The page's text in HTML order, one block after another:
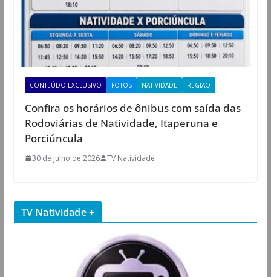
CONTEÚDO EXCLUSIVO FOTOS NATIVIDADE REGIÃO
Confira os horários de ônibus com saída das
Rodoviárias de Natividade, Itaperuna e
Porciúncula
30 de julho de 2026 TV Natividade
TV Natividade +